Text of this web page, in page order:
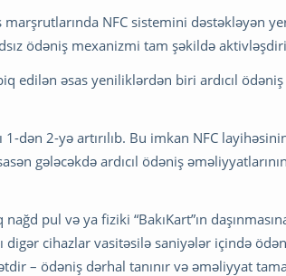
NFC sistemini dəstəkləyən
ödəniş mexanizmi tam şəkildə
edilən əsas yeniliklərdən biri ardıcıl ödəniş
1-dən 2-yə artırılıb. Bu imkan NFC
gələcəkdə ardıcıl ödəniş əməliyyatlarının
pul və ya fiziki “BakıKart”ın
digər cihazlar vasitəsilə saniyələr içində
– ödəniş dərhal tanınır və əməliyyat